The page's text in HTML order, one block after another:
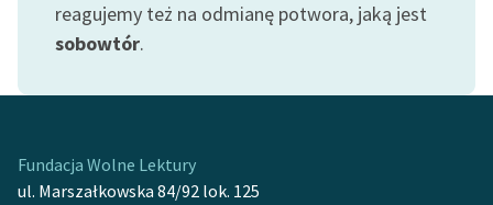
niepełnosprawnościami
Feministyczne inspiracje.
Popularyzacja
Ręce pełne poezji
reagujemy też na odmianę potwora, jaką jest
sobowtór.
Fundacja Wolne Lektury
ul. Marszałkowska 84/92 lok. 125